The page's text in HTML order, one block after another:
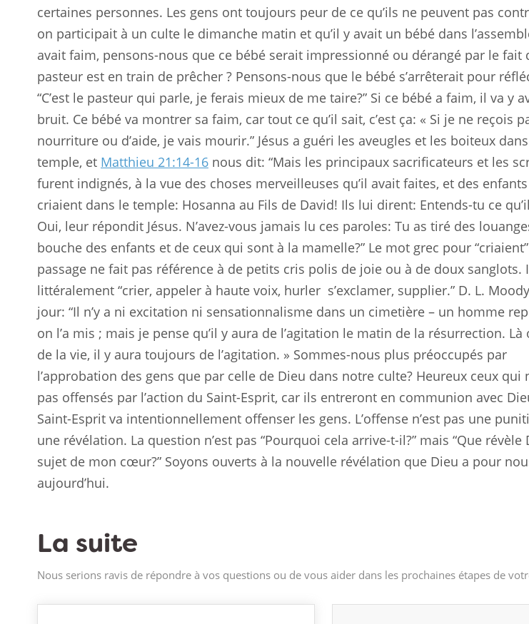
certaines personnes. Les gens ont toujours peur de ce qu’ils ne peuvent pas
on participait à un culte le dimanche matin et qu’il y avait un bébé dans
avait faim, pensons-nous que ce bébé serait impressionné ou dérangé par le fait
pasteur est en train de prêcher ? Pensons-nous que le bébé s’arrêterait pour
“C’est le pasteur qui parle, je ferais mieux de me taire?” Si ce bébé a faim, il va y
bruit. Ce bébé va montrer sa faim, car tout ce qu’il sait, c’est ça: « Si je ne reçois
nourriture ou d’aide, je vais mourir.” Jésus a guéri les aveugles et les boiteux
temple, et Matthieu 21:14-16 nous dit: “Mais les principaux sacrificateurs et les
furent indignés, à la vue des choses merveilleuses qu’il avait faites, et des
criaient dans le temple: Hosanna au Fils de David! Ils lui dirent: Entends-tu ce
Oui, leur répondit Jésus. N’avez-vous jamais lu ces paroles: Tu as tiré des
bouche des enfants et de ceux qui sont à la mamelle?” Le mot grec pour
passage ne fait pas référence à de petits cris polis de joie ou à de doux sanglots.
littéralement “crier, appeler à haute voix, hurler s’exclamer, supplier.” D. L.
jour: “Il n’y a ni excitation ni sensationnalisme dans un cimetière – un homme
on l’a mis ; mais je pense qu’il y aura de l’agitation le matin de la résurrection. Là
de la vie, il y aura toujours de l’agitation. » Sommes-nous plus préoccupés par
l’approbation des gens que par celle de Dieu dans notre culte? Heureux ceux qui
pas offensés par l’action du Saint-Esprit, car ils entreront en communion avec
Saint-Esprit va intentionnellement offenser les gens. L’offense n’est pas une
une révélation. La question n’est pas “Pourquoi cela arrive-t-il?” mais “Que révèle
sujet de mon cœur?” Soyons ouverts à la nouvelle révélation que Dieu a pour
aujourd’hui.
La suite
Nous serions ravis de répondre à vos questions ou de vous aider dans les prochaines étapes de